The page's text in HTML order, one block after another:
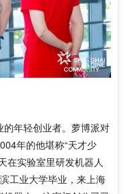
年轻创业者。萝博派对
年的他堪称“天才少
在实验室里研发机器人
工业大学毕业，来上海